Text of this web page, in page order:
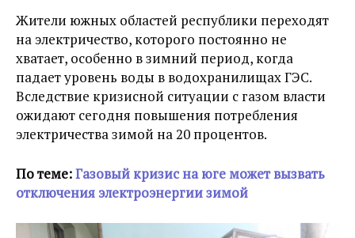
Жители южных областей республики переходят
на электричество, которого постоянно не
хватает, особенно в зимний период, когда
падает уровень воды в водохранилищах ГЭС.
Вследствие кризисной ситуации с газом власти
ожидают сегодня повышения потребления
электричества зимой на 20 процентов.
По теме:Газовый кризис на юге может вызвать
отключения электроэнергии зимой